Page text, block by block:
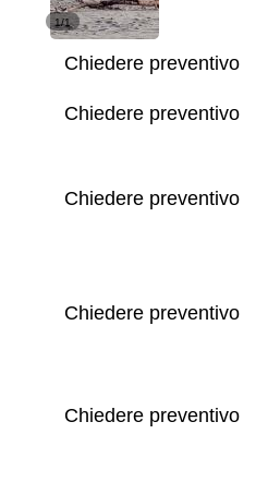
1/1
Chiedere preventivo
Chiedere preventivo
Chiedere preventivo
Chiedere preventivo
Chiedere preventivo